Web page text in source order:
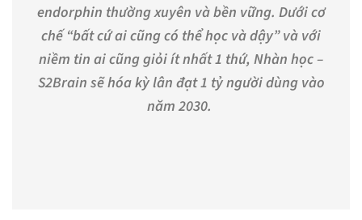
endorphin thường xuyên và bền vững. Dưới cơ
chế “bất cứ ai cũng có thể học và dậy” và với
niềm tin ai cũng giỏi ít nhất 1 thứ, Nhàn học –
S2Brain sẽ hóa kỳ lân đạt 1 tỷ người dùng vào
năm 2030.